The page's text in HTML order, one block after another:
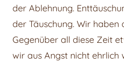
der Ablehnung.
der Täuschung. Wir
Gegenüber all diese Zeit
wir aus Angst nicht ehrlich